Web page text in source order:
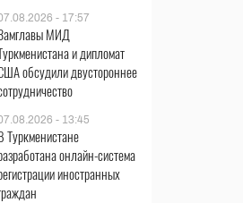
- 17:57
МИД
и дипломат
обсудили двустороннее
- 13:45
Туркменистане
онлайн-система
иностранных